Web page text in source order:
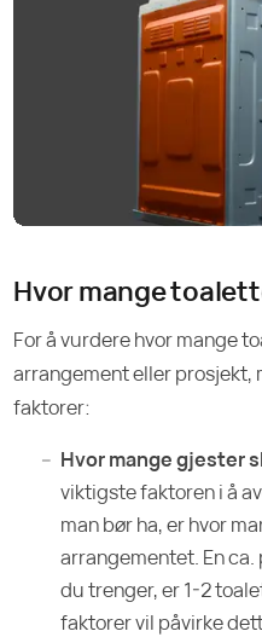
Hvor mange
For å vurdere hvor mange
arrangement eller prosjekt,
faktorer:
Hvor mange gjester
viktigste faktoren i å
man bør ha, er hvor
arrangementet. En
du trenger, er 1-2
faktorer vil påvirke